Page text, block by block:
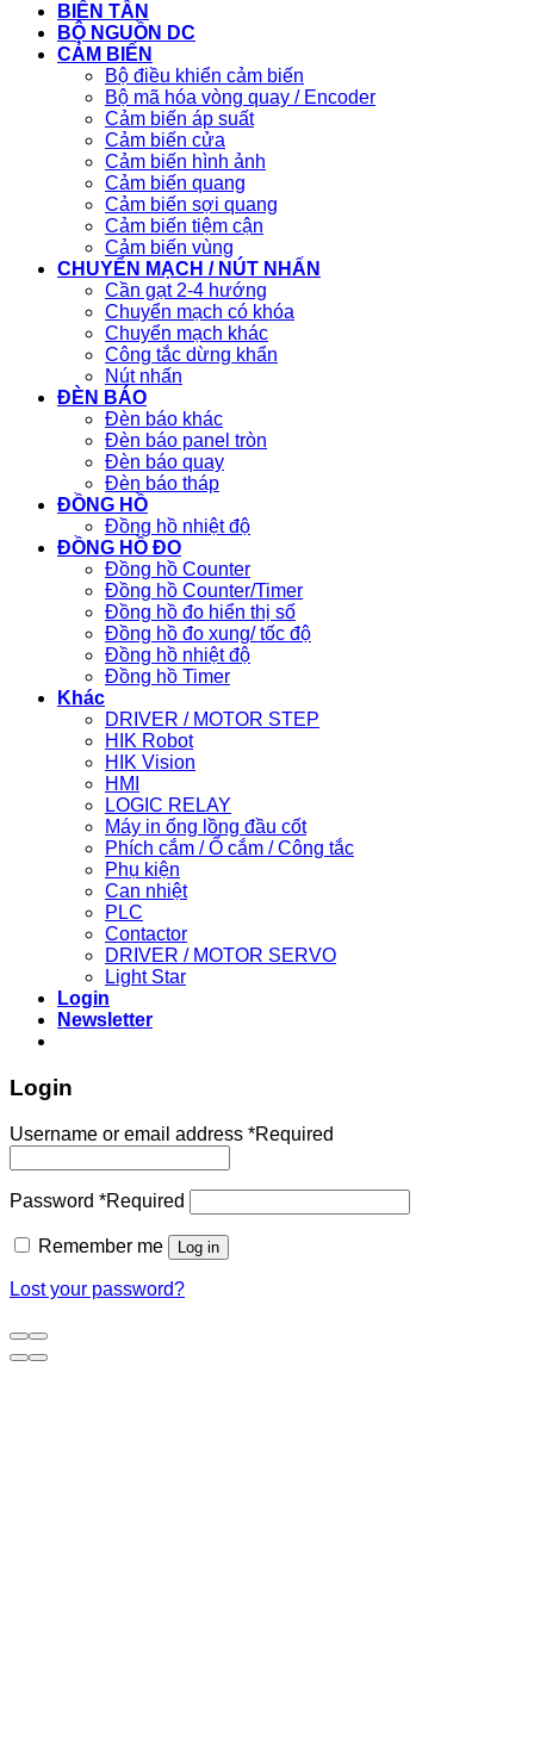
BIẾN TẦN
BỘ NGUỒN DC
CẢM BIẾN
Bộ điều khiển cảm biến
Bộ mã hóa vòng quay / Encoder
Cảm biến áp suất
Cảm biến cửa
Cảm biến hình ảnh
Cảm biến quang
Cảm biến sợi quang
Cảm biến tiệm cận
Cảm biến vùng
CHUYỂN MẠCH / NÚT NHẤN
Cần gạt 2-4 hướng
Chuyển mạch có khóa
Chuyển mạch khác
Công tắc dừng khẩn
Nút nhấn
ĐÈN BÁO
Đèn báo khác
Đèn báo panel tròn
Đèn báo quay
Đèn báo tháp
ĐỒNG HỒ
Đồng hồ nhiệt độ
ĐỒNG HỒ ĐO
Đồng hồ Counter
Đồng hồ Counter/Timer
Đồng hồ đo hiển thị số
Đồng hồ đo xung/ tốc độ
Đồng hồ nhiệt độ
Đồng hồ Timer
Khác
DRIVER / MOTOR STEP
HIK Robot
HIK Vision
HMI
LOGIC RELAY
Máy in ống lồng đầu cốt
Phích cắm / Ổ cắm / Công tắc
Phụ kiện
Can nhiệt
PLC
Contactor
DRIVER / MOTOR SERVO
Light Star
Login
Newsletter
Login
Username or email address *Required
Password *Required
Remember me Log in
Lost your password?